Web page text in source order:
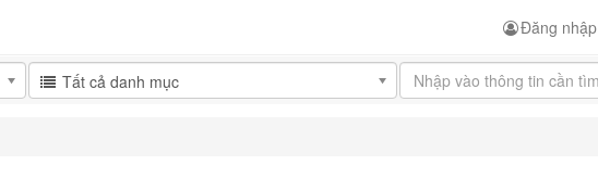
Đăng nhập
Tất cả danh mục